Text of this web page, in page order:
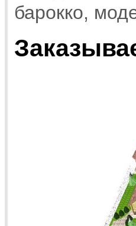
барокко,